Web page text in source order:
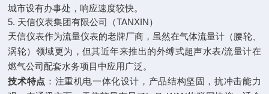
城市设有办事处，响应速度较快。
5. 天信仪表集团有限公司（TANXIN）
天信仪表作为流量仪表的老牌厂商，虽然在气体流量计（腰轮、
涡轮）领域更为，但其近年来推出的外缚式超声水表/流量计在
燃气公司配套水务项目中应用广泛。
技术特点 ：注重机电一体化设计，产品结构坚固，抗冲击能力